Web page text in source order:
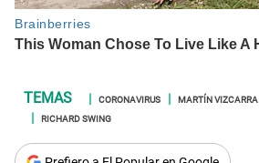
CORONAVIRUS MARTÍN VIZCARRA
RICHARD SWING